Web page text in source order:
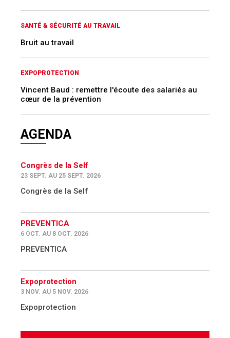
SANTÉ & SÉCURITÉ AU TRAVAIL
Bruit au travail
EXPOPROTECTION
Vincent Baud : remettre l'écoute des salariés au
cœur de la prévention
AGENDA
Congrès de la Self
23 SEPT. AU 25 SEPT. 2026
Congrès de la Self
PREVENTICA
6 OCT. AU 8 OCT. 2026
PREVENTICA
Expoprotection
3 NOV. AU 5 NOV. 2026
Expoprotection